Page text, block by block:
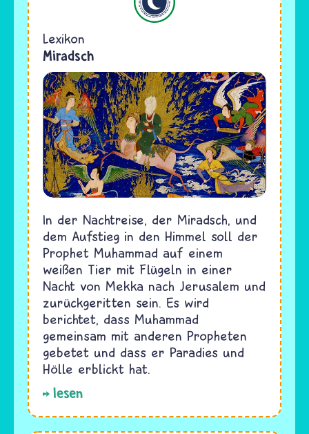
Lexikon
Miradsch
In der Nachtreise, der Miradsch, und
dem Aufstieg in den Himmel soll der
Prophet Muhammad auf einem
weißen Tier mit Flügeln in einer
Nacht von Mekka nach Jerusalem und
zurückgeritten sein. Es wird
berichtet, dass Muhammad
gemeinsam mit anderen Propheten
gebetet und dass er Paradies und
Hölle erblickt hat.
lesen